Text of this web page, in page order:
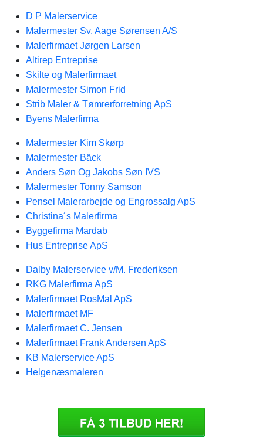
D P Malerservice
Malermester Sv. Aage Sørensen A/S
Malerfirmaet Jørgen Larsen
Altirep Entreprise
Skilte og Malerfirmaet
Malermester Simon Frid
Strib Maler & Tømrerforretning ApS
Byens Malerfirma
Malermester Kim Skørp
Malermester Bäck
Anders Søn Og Jakobs Søn IVS
Malermester Tonny Samson
Pensel Malerarbejde og Engrossalg ApS
Christina´s Malerfirma
Byggefirma Mardab
Hus Entreprise ApS
Dalby Malerservice v/M. Frederiksen
RKG Malerfirma ApS
Malerfirmaet RosMal ApS
Malerfirmaet MF
Malerfirmaet C. Jensen
Malerfirmaet Frank Andersen ApS
KB Malerservice ApS
Helgenæsmaleren